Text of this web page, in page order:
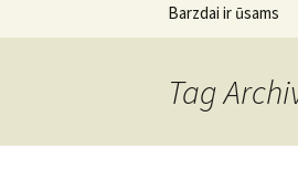
Barzdai ir ūsams
Tag